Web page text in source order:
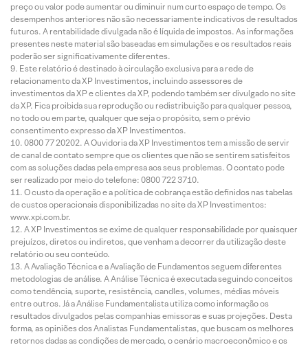
preço ou valor pode aumentar ou diminuir num curto espaço de tempo. Os
desempenhos anteriores não são necessariamente indicativos de resultados
futuros. A rentabilidade divulgada não é líquida de impostos. As informações
presentes neste material são baseadas em simulações e os resultados reais
poderão ser significativamente diferentes.
Este relatório é destinado à circulação exclusiva para a rede de
relacionamento da XP Investimentos, incluindo assessores de
investimentos da XP e clientes da XP, podendo também ser divulgado no site
da XP. Fica proibida sua reprodução ou redistribuição para qualquer pessoa,
no todo ou em parte, qualquer que seja o propósito, sem o prévio
consentimento expresso da XP Investimentos.
0800 77 20202. A Ouvidoria da XP Investimentos tem a missão de servir
de canal de contato sempre que os clientes que não se sentirem satisfeitos
com as soluções dadas pela empresa aos seus problemas. O contato pode
ser realizado por meio do telefone: 0800 722 3710.
O custo da operação e a política de cobrança estão definidos nas tabelas
de custos operacionais disponibilizadas no site da XP Investimentos:
www.xpi.com.br.
A XP Investimentos se exime de qualquer responsabilidade por quaisquer
prejuízos, diretos ou indiretos, que venham a decorrer da utilização deste
relatório ou seu conteúdo.
A Avaliação Técnica e a Avaliação de Fundamentos seguem diferentes
metodologias de análise. A Análise Técnica é executada seguindo conceitos
como tendência, suporte, resistência, candles, volumes, médias móveis
entre outros. Já a Análise Fundamentalista utiliza como informação os
resultados divulgados pelas companhias emissoras e suas projeções. Desta
forma, as opiniões dos Analistas Fundamentalistas, que buscam os melhores
retornos dadas as condições de mercado, o cenário macroeconômico e os